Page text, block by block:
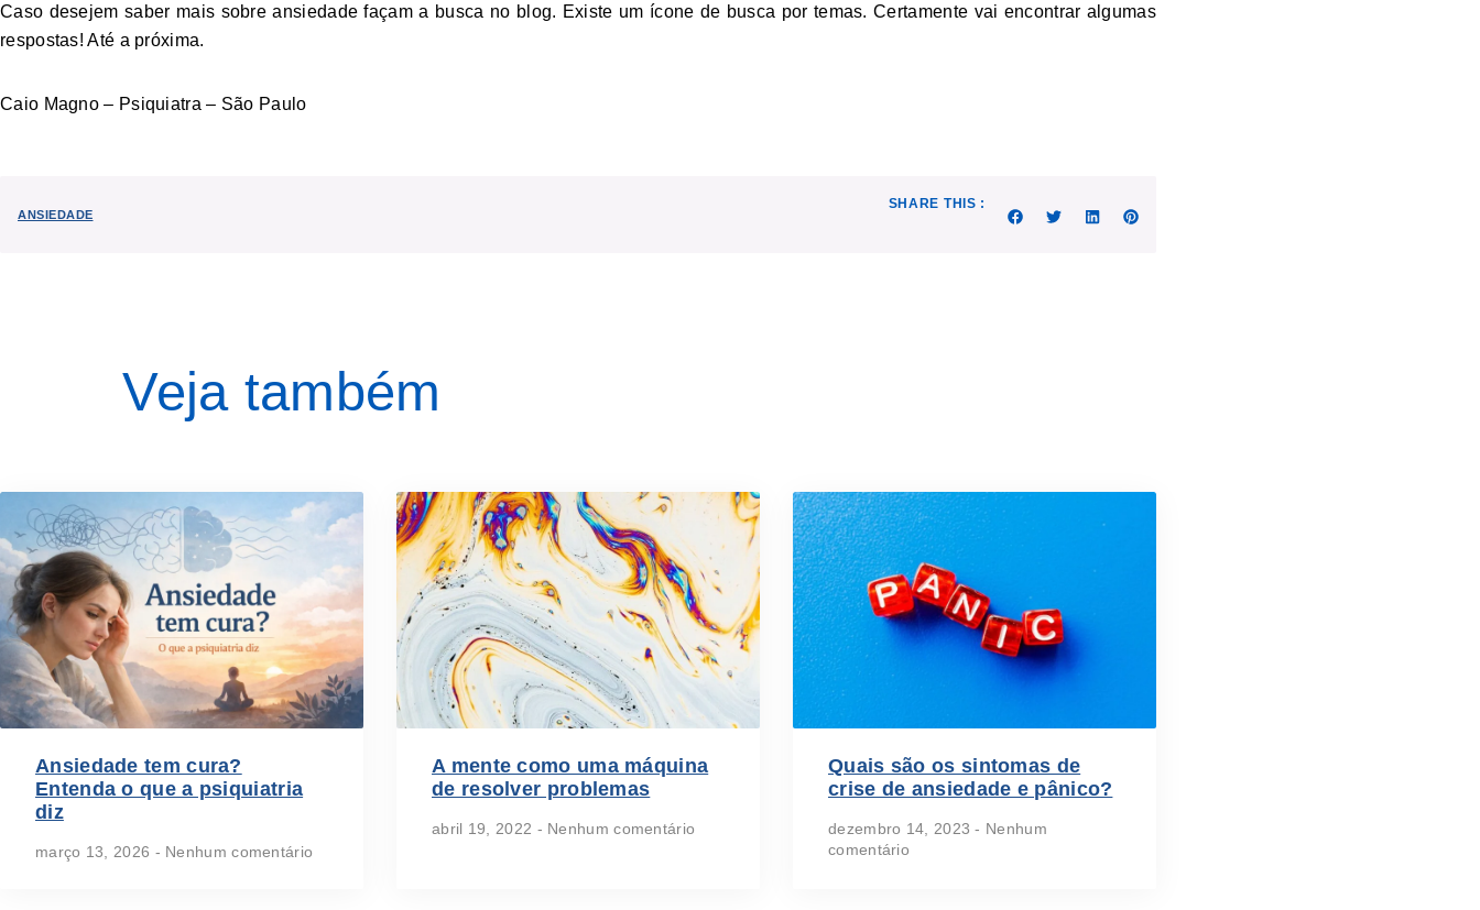
Caso desejem saber mais sobre ansiedade façam a busca no blog. Existe um ícone de busca por temas. Certamente vai encontrar algumas
respostas! Até a próxima.
Caio Magno – Psiquiatra – São Paulo
ANSIEDADE
SHARE THIS :
Veja também
Ansiedade tem cura?
Entenda o que a psiquiatria
diz
março 13, 2026 Nenhum comentário
A mente como uma máquina
de resolver problemas
abril 19, 2022 Nenhum comentário
Quais são os sintomas de
crise de ansiedade e pânico?
dezembro 14, 2023
Nenhum
comentário